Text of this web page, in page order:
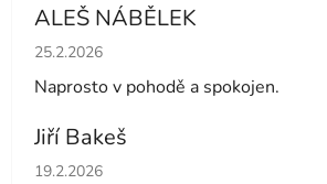
ALEŠ NÁBĚLEK
Hodnocení obchodu je 5 z 5 hvězdiček.
25.2.2026
Naprosto v pohodě a spokojen.
Jiří Bakeš
Hodnocení obchodu je 5 z 5 hvězdiček.
19.2.2026